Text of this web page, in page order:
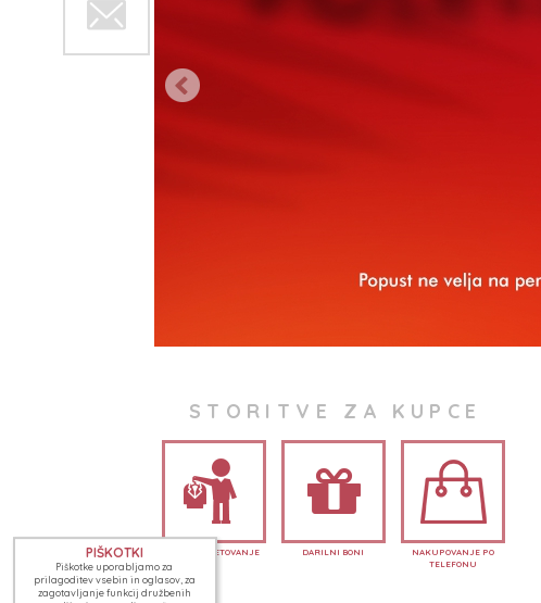
STORITVE ZA KUPCE
MODNO SVETOVANJE DARILNI BONI
NAKUPOVANJE PO
TELEFONU
PIŠKOTKI
Piškotke uporabljamo za
prilagoditev vsebin in oglasov, za
zagotavljanje funkcij družbenih